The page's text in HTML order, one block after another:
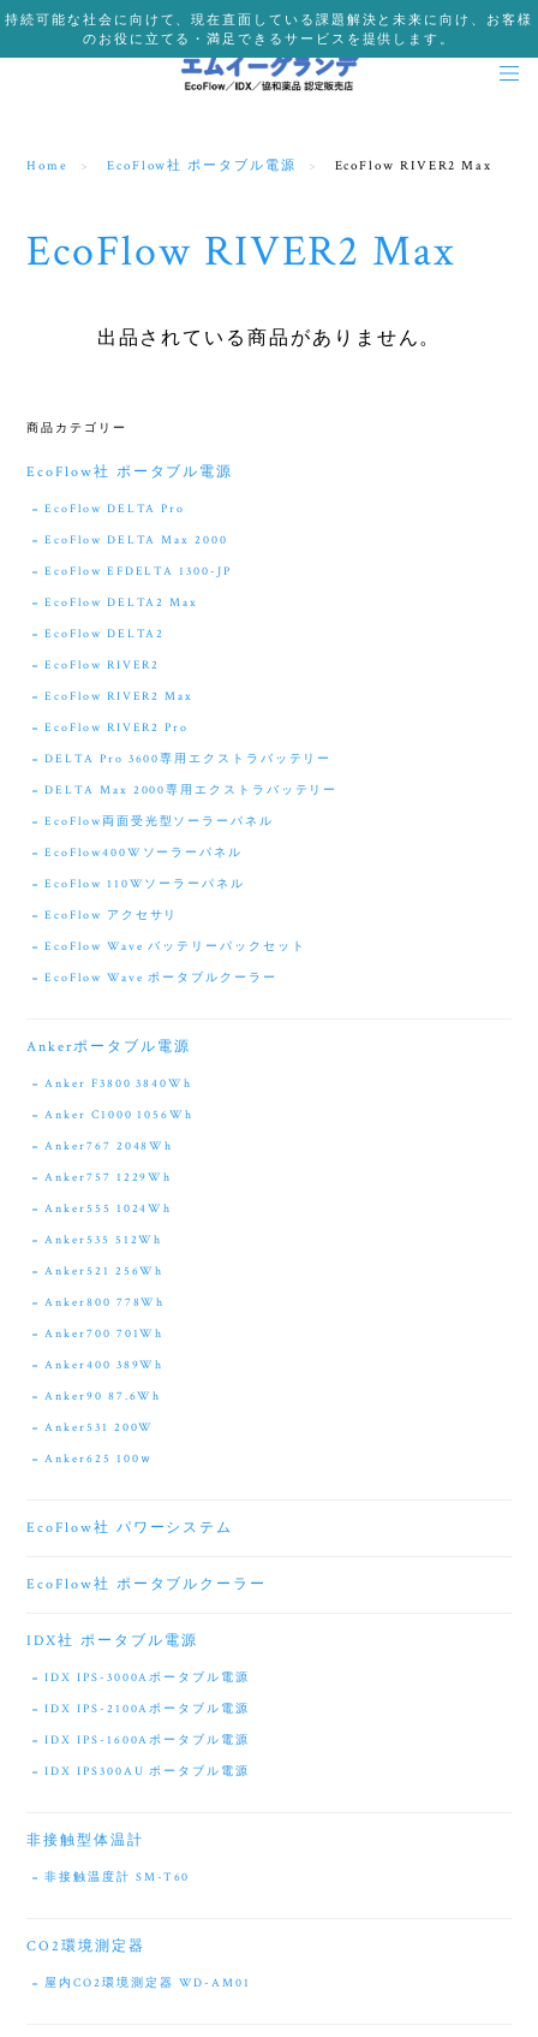
持続可能な社会に向けて、現在直面している課題解決と未来に向け、お客様
のお役に立てる・満足できるサービスを提供します。
Home EcoFlow社 ポータブル電源 EcoFlow RIVER2 Max
EcoFlow RIVER2 Max
出品されている商品がありません。
商品カテゴリー
EcoFlow社 ポータブル電源
EcoFlow DELTA Pro
EcoFlow DELTA Max 2000
EcoFlow EFDELTA 1300-JP
EcoFlow DELTA2 Max
EcoFlow DELTA2
EcoFlow RIVER2
EcoFlow RIVER2 Max
EcoFlow RIVER2 Pro
DELTA Pro 3600専用エクストラバッテリー
DELTA Max 2000専用エクストラバッテリー
EcoFlow両面受光型ソーラーパネル
EcoFlow400Wソーラーパネル
EcoFlow 110Wソーラーパネル
EcoFlow アクセサリ
EcoFlow Wave バッテリーパックセット
EcoFlow Wave ポータブルクーラー
Ankerポータブル電源
Anker F3800 3840Wh
Anker C1000 1056Wh
Anker767 2048Wh
Anker757 1229Wh
Anker555 1024Wh
Anker535 512Wh
Anker521 256Wh
Anker800 778Wh
Anker700 701Wh
Anker400 389Wh
Anker90 87.6Wh
Anker531 200W
Anker625 100ｗ
EcoFlow社 パワーシステム
EcoFlow社 ポータブルクーラー
IDX社 ポータブル電源
IDX IPS-3000Aポータブル電源
IDX IPS-2100Aポータブル電源
IDX IPS-1600Aポータブル電源
IDX IPS300AU ポータブル電源
非接触型体温計
非接触温度計 SM-T60
CO2環境測定器
屋内CO2環境測定器 WD-AM01